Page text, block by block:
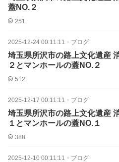
蓋NO.２
251
2025-12-24 00:11:11 ・ ブログ
埼玉県所沢市の路上文化遺産
２とマンホールの蓋NO.２
512
2025-12-17 00:11:11 ・ ブログ
埼玉県所沢市の路上文化遺産
１とマンホールの蓋NO.１
388
2025-12-10 00:11:11 ・ ブログ